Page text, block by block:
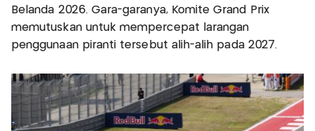
Belanda 2026. Gara-garanya, Komite Grand Prix
memutuskan untuk mempercepat larangan
penggunaan piranti tersebut alih-alih pada 2027.